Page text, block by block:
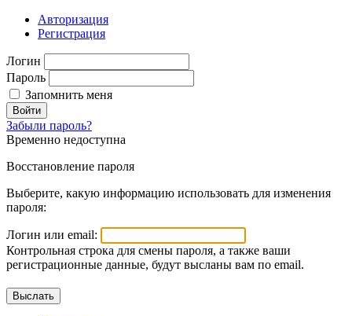
Авторизация
Регистрация
Логин
Пароль
Запомнить меня
Войти
Забыли пароль?
Временно недоступна
Восстановление пароля
Выберите, какую информацию использовать для изменения
пароля:
Логин или email:
Контрольная строка для смены пароля, а также ваши
регистрационные данные, будут высланы вам по email.